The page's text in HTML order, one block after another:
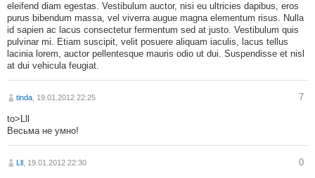
eleifend diam egestas. Vestibulum auctor, nisi eu ultricies dapibus, eros
purus bibendum massa, vel viverra augue magna elementum risus. Nulla
id sapien ac lacus consectetur fermentum sed at justo. Vestibulum quis
pulvinar mi. Etiam suscipit, velit posuere aliquam iaculis, lacus tellus
lacinia lorem, auctor pellentesque mauris odio ut dui. Suspendisse et nisl
at dui vehicula feugiat.
tinda , 19.01.2012 22:25 7
to>Lll
Весьма не умно!
Lll , 19.01.2012 22:30 0